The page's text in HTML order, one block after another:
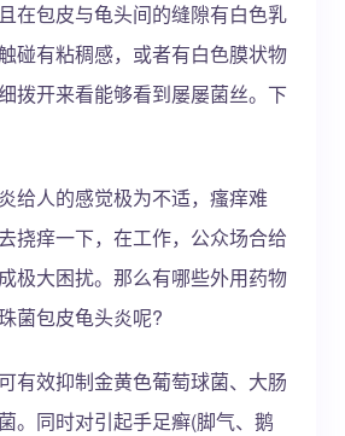
在包皮与龟头间的缝隙有白色乳
碰有粘稠感，或者有白色膜状物
拨开来看能够看到屡屡菌丝。下
给人的感觉极为不适，瘙痒难
挠痒一下，在工作，公众场合给
极大困扰。那么有哪些外用药物
菌包皮龟头炎呢?
有效抑制金黄色葡萄球菌、大肠
。同时对引起手足癣(脚气、鹅